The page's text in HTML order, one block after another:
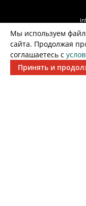
г.
г.
Мы используем
сайта. Продолжая
соглашаетесь с
Принять и